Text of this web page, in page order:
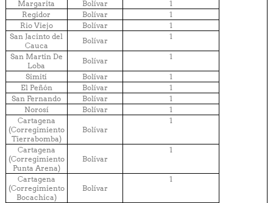
Margarita
Bolívar
1
Regidor
Bolívar
1
Rio Viejo
Bolívar
1
San Jacinto del
Cauca
Bolívar 1
San Martin De
Loba
Bolívar 1
Simití Bolívar
1
El Peñón
Bolívar
1
San Fernando
Bolívar
1
Norosí
Bolívar
1
Cartagena
(Corregimiento
Tierrabomba)
Bolívar
1
Cartagena
(Corregimiento
Punta Arena)
Bolívar
1
Cartagena
(Corregimiento
Bocachica)
Bolívar
1